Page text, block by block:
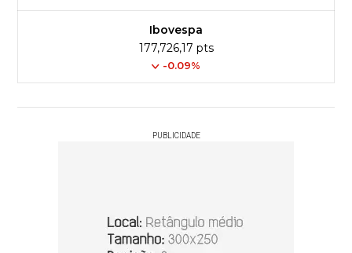
Ibovespa
177,726,17 pts
-0.09%
PUBLICIDADE